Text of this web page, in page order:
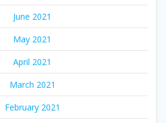
June 2021
May 2021
April 2021
March 2021
February 2021